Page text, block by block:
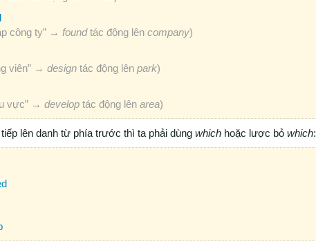
công ty” → foundtác động lên company)
viên” → design tác động lên park)
vực” → develop tác động lên area)
lên danh từ phía trước thì ta phải dùng which hoặc lược bỏ which: